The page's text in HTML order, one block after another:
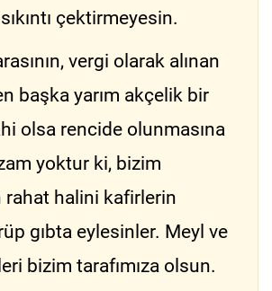
çektirmeyesin.
vergi olarak alınan
başka yarım akçelik bir
olsa rencide olunmasına
yoktur ki, bizim
rahat halini kafirlerin
gıbta eylesinler. Meyl ve
bizim tarafımıza olsun.